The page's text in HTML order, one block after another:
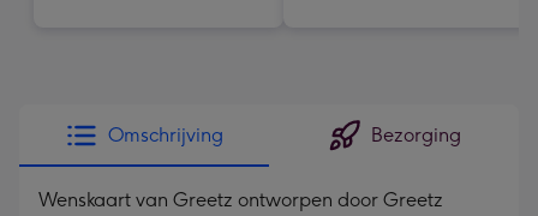
Omschrijving Bezorging
Wenskaart van Greetz ontworpen door Greetz